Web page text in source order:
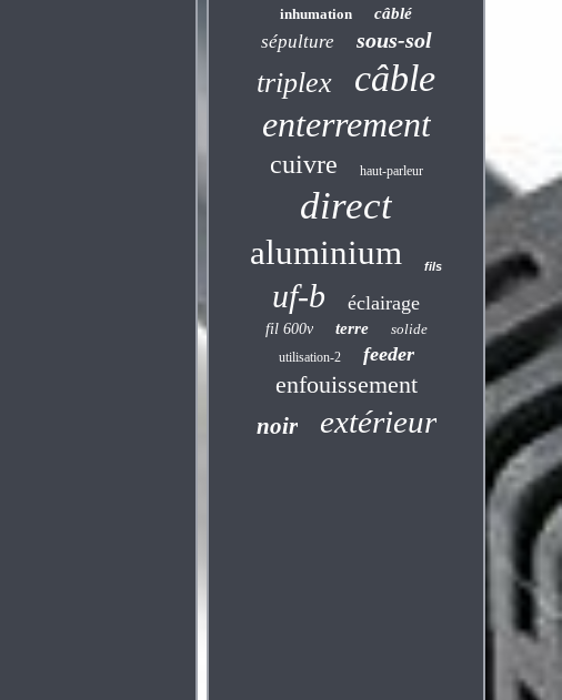
inhumation câblé
sépulture sous-sol
triplex câble
enterrement
cuivre haut-parleur
direct
aluminium fils
uf-b éclairage
fil 600v terre solide
utilisation-2 feeder
enfouissement
noir extérieur